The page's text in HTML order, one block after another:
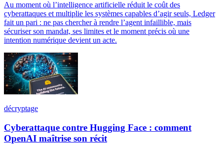
Au moment où l’intelligence artificielle réduit le coût des
cyberattaques et multiplie les systèmes capables d’agir seuls, Ledger
fait un pari : ne pas chercher à rendre l’agent infaillible, mais
sécuriser son mandat, ses limites et le moment précis où une
intention numérique devient un acte.
décryptage
Cyberattaque contre Hugging Face : comment
OpenAI maîtrise son récit